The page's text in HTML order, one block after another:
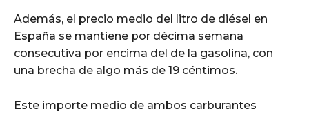
Además, el precio medio del litro de diésel en
España se mantiene por décima semana
consecutiva por encima del de la gasolina, con
una brecha de algo más de 19 céntimos.
Este importe medio de ambos carburantes